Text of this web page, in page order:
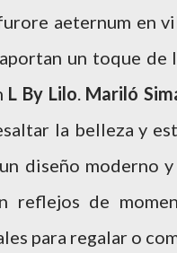
aeternum en
un toque de
L By Lilo. Mariló
la belleza y
diseño moderno
reflejos de
para regalar o